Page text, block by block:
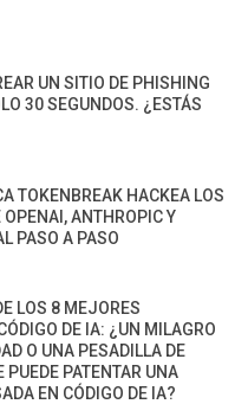
UN SITIO DE PHISHING
30 SEGUNDOS. ¿ESTÁS
TOKENBREAK HACKEA LOS
OPENAI, ANTHROPIC Y
PASO A PASO
LOS 8 MEJORES
DE IA: ¿UN MILAGRO
O UNA PESADILLA DE
PUEDE PATENTAR UNA
EN CÓDIGO DE IA?